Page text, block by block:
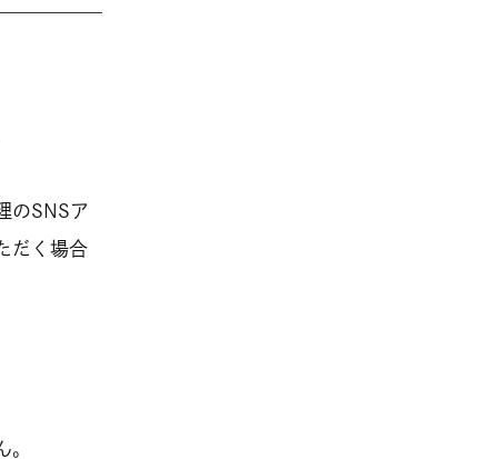
のSNSア
だく場合
。